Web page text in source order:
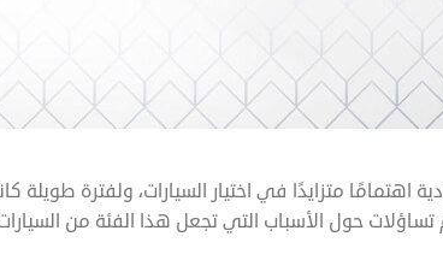
تساؤلات حول الأسباب التي تجعل هذا الفئة من